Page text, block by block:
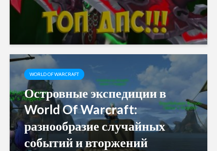
WORLD OF WARCRAFT
Островные экспедиции в
World Of Warcraft:
разнообразие случайных
событий и вторжений